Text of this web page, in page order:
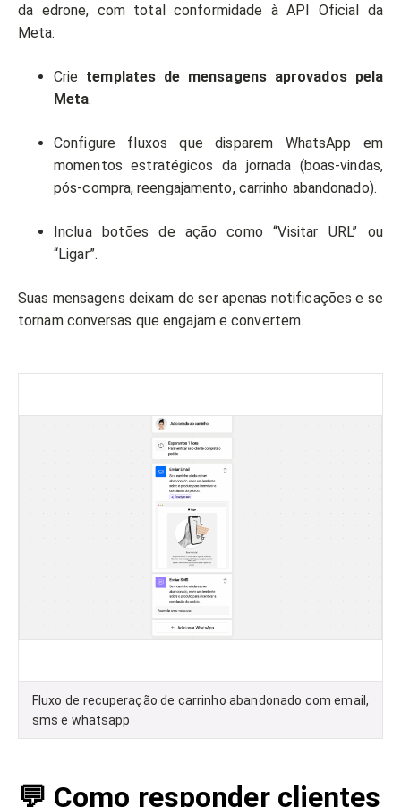
da edrone, com total conformidade à API Oficial da
Meta:
Crie templates de mensagens aprovados pela
Meta.
Configure fluxos que disparem WhatsApp em
momentos estratégicos da jornada (boas-vindas,
pós-compra, reengajamento, carrinho abandonado).
Inclua botões de ação como “Visitar URL” ou
“Ligar”.
Suas mensagens deixam de ser apenas notificações e se
tornam conversas que engajam e convertem.
Fluxo de recuperação de carrinho abandonado com email,
sms e whatsapp
💬 Como responder clientes